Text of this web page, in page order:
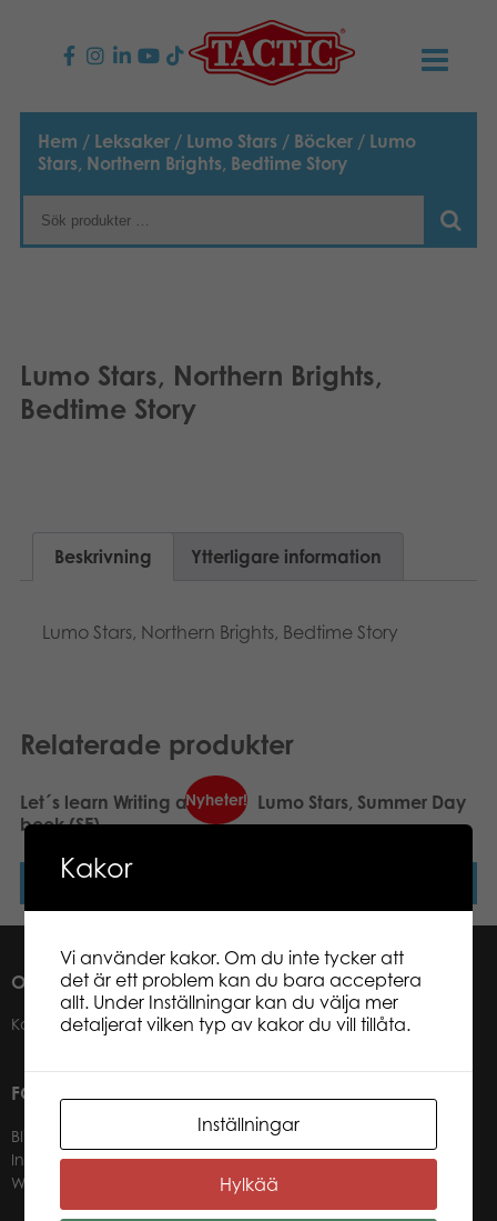
PRODUKTER
Barnspel
Pussel
Applikationer
NYHETER
TACTIC
Vår berättelse
Göra en reklamation
Länkar och sidor
Dansk
Hem / Leksaker / Lumo Stars / Böcker / Lumo
Stars, Northern Brights, Bedtime Story
Lumo Stars, Northern Brights,
Bedtime Story
Beskrivning Ytterligare information
Lumo Stars, Northern Brights, Bedtime Story
Relaterade produkter
Nyheter!
Let´s learn Writing activity
book (SE)
Läs mer
Lumo Stars, Summer Day
OM OSS
Kontakter
FÖR VÅRA ÅTERFÖRSÄLJARE
Bli återförsäljare
Information för återförsäljare
Webbutik-login för återförsäljare
Kakor
Vi använder kakor. Om du inte tycker att
det är ett problem kan du bara acceptera
allt. Under Inställningar kan du välja mer
detaljerat vilken typ av kakor du vill tillåta.
Inställningar
Hylkää